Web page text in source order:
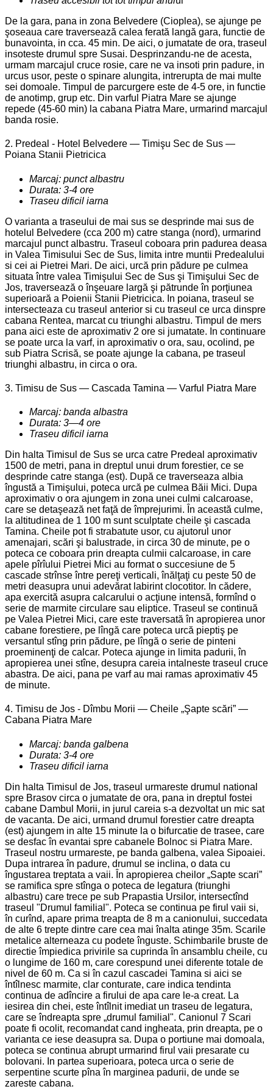
De la gara, pana in zona Belvedere (Cioplea), se ajunge pe
şoseaua care traversează calea ferată langă gara, functie de
bunavointa, in cca. 45 min. De aici, o jumatate de ora, traseul
insoteste drumul spre Susai. Desprinzandu-ne de acesta,
urmam marcajul cruce rosie, care ne va insoti prin padure, in
urcus usor, peste o spinare alungita, intrerupta de mai multe
sei domoale. Timpul de parcurgere este de 4-5 ore, in functie
de anotimp, grup etc. Din varful Piatra Mare se ajunge
repede (45-60 min) la cabana Piatra Mare, urmarind marcajul
banda rosie.
2. Predeal - Hotel Belvedere — Timişu Sec de Sus —
Poiana Stanii Pietricica
Marcaj: punct albastru
Durata: 3-4 ore
Traseu dificil iarna
O varianta a traseului de mai sus se desprinde mai sus de
hotelul Belvedere (cca 200 m) catre stanga (nord), urmarind
marcajul punct albastru. Traseul coboara prin padurea deasa
in Valea Timisului Sec de Sus, limita intre muntii Predealului
si cei ai Pietrei Mari. De aici, urcă prin pădure pe culmea
situata între valea Timişului Sec de Sus şi Timişului Sec de
Jos, traversează o înşeuare largă şi pătrunde în porţiunea
superioară a Poienii Stanii Pietricica. In poiana, traseul se
intersecteaza cu traseul anterior si cu traseul ce urca dinspre
cabana Rentea, marcat cu triunghi albastru. Timpul de mers
pana aici este de aproximativ 2 ore si jumatate. In continuare
se poate urca la varf, in aproximativ o ora, sau, ocolind, pe
sub Piatra Scrisă, se poate ajunge la cabana, pe traseul
triunghi albastru, in circa o ora.
3. Timisu de Sus — Cascada Tamina — Varful Piatra Mare
Marcaj: banda albastra
Durata: 3—4 ore
Traseu dificil iarna
Din halta Timisul de Sus se urca catre Predeal aproximativ
1500 de metri, pana in dreptul unui drum forestier, ce se
desprinde catre stanga (est). După ce traverseaza albia
îngustă a Timişului, poteca urcă pe culmea Băii Mici. Dupa
aproximativ o ora ajungem in zona unei culmi calcaroase,
care se detaşează net faţă de împrejurimi. În această culme,
la altitudinea de 1 100 m sunt sculptate cheile şi cascada
Tamina. Cheile pot fi strabatute usor, cu ajutorul unor
amenajari, scări şi balustrade, in circa 30 de minute, pe o
poteca ce coboara prin dreapta culmii calcaroase, in care
apele pîrîului Pietrei Mici au format o succesiune de 5
cascade strînse între pereţi verticali, înălţaţi cu peste 50 de
metri deasupra unui adevărat labirint clocotitor. In cădere,
apa exercită asupra calcarului o acţiune intensă, formînd o
serie de marmite circulare sau eliptice. Traseul se continuă
pe Valea Pietrei Mici, care este traversată în apropierea unor
cabane forestiere, pe lîngă care poteca urcă pieptiş pe
versantul stîng prin pădure, pe lîngă o serie de pinteni
proeminenţi de calcar. Poteca ajunge in limita padurii, în
apropierea unei stîne, desupra careia intalneste traseul cruce
abastra. De aici, pana pe varf au mai ramas aproximativ 45
de minute.
4. Timisu de Jos - Dîmbu Morii — Cheile „Şapte scări” —
Cabana Piatra Mare
Marcaj: banda galbena
Durata: 3-4 ore
Traseu dificil iarna
Din halta Timisul de Jos, traseul urmareste drumul national
spre Brasov circa o jumatate de ora, pana in dreptul fostei
cabane Dambul Morii, in jurul careia s-a dezvoltat un mic sat
de vacanta. De aici, urmand drumul forestier catre dreapta
(est) ajungem in alte 15 minute la o bifurcatie de trasee, care
se desfac în evantai spre cabanele Bolnoc si Piatra Mare.
Traseul nostru urmareste, pe banda galbena, valea Sipoaiei.
Dupa intrarea în padure, drumul se inclina, o data cu
îngustarea treptata a vaii. În apropierea cheilor „Sapte scari”
se ramifica spre stînga o poteca de legatura (triunghi
albastru) care trece pe sub Prapastia Ursilor, intersectînd
traseul "Drumul familial". Poteca se continua pe firul vaii si,
în curînd, apare prima treapta de 8 m a canionului, succedata
de alte 6 trepte dintre care cea mai înalta atinge 35m. Scarile
metalice alterneaza cu podete înguste. Schimbarile bruste de
directie împiedica privirile sa cuprinda în ansamblu cheile, cu
o lungime de 160 m, care corespund unei diferente totale de
nivel de 60 m. Ca si în cazul cascadei Tamina si aici se
întîlnesc marmite, clar conturate, care indica tendinta
continua de adîncire a firului de apa care le-a creat. La
iesirea din chei, este întîlnit imediat un traseu de legatura,
care se îndreapta spre „drumul familial". Canionul 7 Scari
poate fi ocolit, recomandat cand ingheata, prin dreapta, pe o
varianta ce iese deasupra sa. Dupa o portiune mai domoala,
poteca se continua abrupt urmarind firul vaii presarate cu
bolovani. In partea superioara, poteca urca o serie de
serpentine scurte pîna în marginea padurii, de unde se
zareste cabana.